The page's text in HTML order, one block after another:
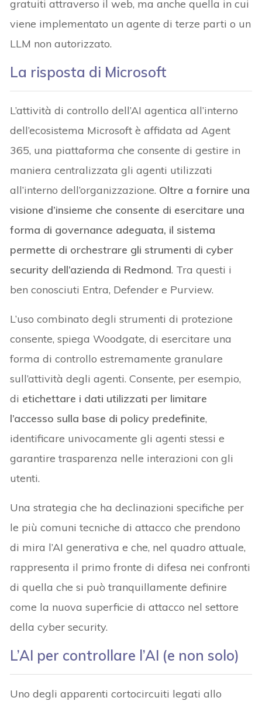
gratuiti attraverso il web, ma anche quella in cui
viene implementato un agente di terze parti o un
LLM non autorizzato.
La risposta di Microsoft
L’attività di controllo dell’AI agentica all’interno
dell’ecosistema Microsoft è affidata ad Agent
365, una piattaforma che consente di gestire in
maniera centralizzata gli agenti utilizzati
all’interno dell’organizzazione. Oltre a fornire una
visione d’insieme che consente di esercitare una
forma di governance adeguata, il sistema
permette di orchestrare gli strumenti di cyber
security dell’azienda di Redmond. Tra questi i
ben conosciuti Entra, Defender e Purview.
L’uso combinato degli strumenti di protezione
consente, spiega Woodgate, di esercitare una
forma di controllo estremamente granulare
sull’attività degli agenti. Consente, per esempio,
di etichettare i dati utilizzati per limitare
l’accesso sulla base di policy predefinite,
identificare univocamente gli agenti stessi e
garantire trasparenza nelle interazioni con gli
utenti.
Una strategia che ha declinazioni specifiche per
le più comuni tecniche di attacco che prendono
di mira l’AI generativa e che, nel quadro attuale,
rappresenta il primo fronte di difesa nei confronti
di quella che si può tranquillamente definire
come la nuova superficie di attacco nel settore
della cyber security.
L’AI per controllare l’AI (e non solo)
Uno degli apparenti cortocircuiti legati allo